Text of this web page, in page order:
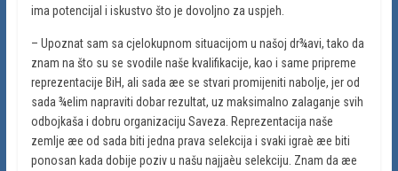
ima potencijal i iskustvo što je dovoljno za uspjeh.
– Upoznat sam sa cjelokupnom situacijom u našoj dr¾avi, tako da
znam na što su se svodile naše kvalifikacije, kao i same pripreme
reprezentacije BiH, ali sada æe se stvari promijeniti nabolje, jer od
sada ¾elim napraviti dobar rezultat, uz maksimalno zalaganje svih
odbojkaša i dobru organizaciju Saveza. Reprezentacija naše
zemlje æe od sada biti jedna prava selekcija i svaki igraè æe biti
ponosan kada dobije poziv u našu najjaèu selekciju. Znam da æe